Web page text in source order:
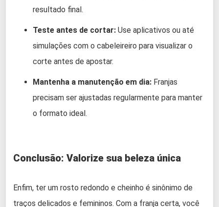
resultado final.
Teste antes de cortar: Use aplicativos ou até
simulações com o cabeleireiro para visualizar o
corte antes de apostar.
Mantenha a manutenção em dia: Franjas
precisam ser ajustadas regularmente para manter
o formato ideal.
Conclusão: Valorize sua beleza única
Enfim, ter um rosto redondo e cheinho é sinônimo de
traços delicados e femininos. Com a franja certa, você